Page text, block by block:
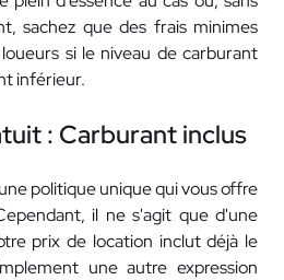
sachez que des frais minimes
si le niveau de carburant
inférieur.
: Carburant inclus
politique unique qui vous offre
il ne s'agit que d'une
prix de location inclut déjà le
une autre expression